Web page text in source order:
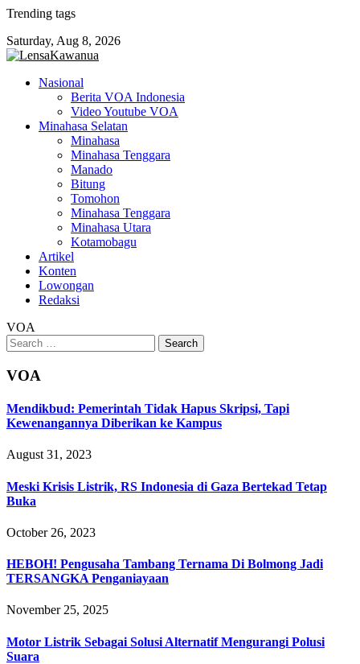
Skip
content
Trending tags
Saturday, Aug 8, 2026
Nasional
Berita VOA Indonesia
Video Youtube VOA
Minahasa Selatan
Minahasa
Minahasa Tenggara
Manado
Bitung
Tomohon
Minahasa Tenggara
Minahasa Utara
Kotamobagu
Artikel
Konten
Lowongan
Redaksi
VOA
Search
for:
VOA
Mendikbud: Pemerintah Tidak Hapus Skripsi, Tapi
Kewenangannya Diberikan ke Kampus
August 31, 2023
Meski Krisis Listrik, RS Indonesia di Gaza Bertekad Tetap
Buka
October 26, 2023
HEBOH! Pengusaha Tambang Ternama Di Bolmong Jadi
TERSANGKA Penganiayaan
November 25, 2025
Motor Listrik Sebagai Solusi Alternatif Mengurangi Polusi
Suara